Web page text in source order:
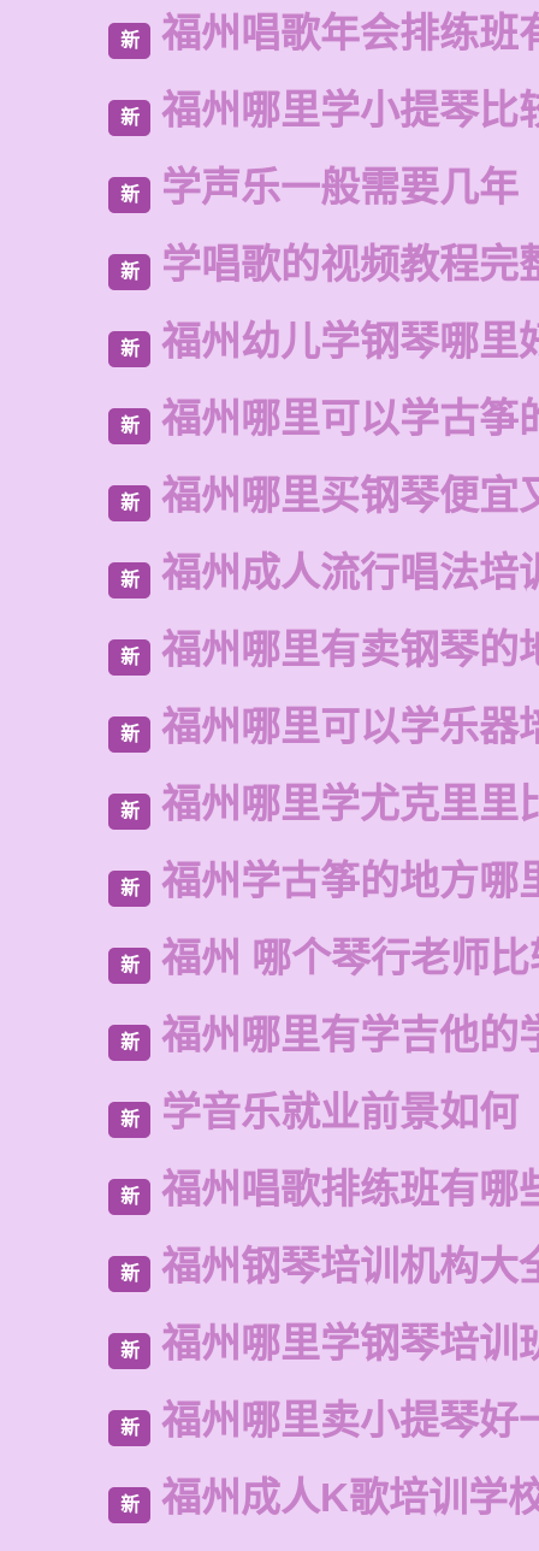
新 福州唱歌年会排练班
新 福州哪里学小提琴比
新 学声乐一般需要几年
新 学唱歌的视频教程完
新 福州幼儿学钢琴哪里
新 福州哪里可以学古筝
新 福州哪里买钢琴便宜
新 福州成人流行唱法培
新 福州哪里有卖钢琴的
新 福州哪里可以学乐器
新 福州哪里学尤克里里
新 福州学古筝的地方哪
新 福州 哪个琴行老师
新 福州哪里有学吉他的
新 学音乐就业前景如何
新 福州唱歌排练班有哪
新 福州钢琴培训机构大
新 福州哪里学钢琴培训
新 福州哪里卖小提琴好
新 福州成人K歌培训学